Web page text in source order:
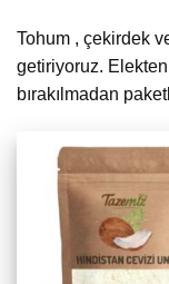
Tohum , çekirdek
getiriyoruz.
bırakılmadan